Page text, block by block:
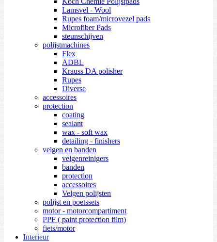
Lamsvel - Wool
Rupes foam/microvezel pads
Microfiber Pads
steunschijven
polijstmachines
Flex
ADBL
Krauss DA polisher
Rupes
Diverse
accessoires
protection
coating
sealant
wax - soft wax
detailing - finishers
velgen en banden
velgenreinigers
banden
protection
accessoires
Velgen polijsten
polijst en poetssets
motor - motorcompartiment
PPF ( paint protection film)
fiets/motor
Interieur